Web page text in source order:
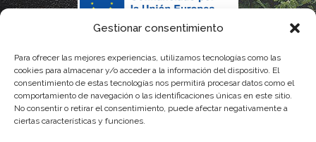
Gestionar consentimiento
Para ofrecer las mejores experiencias, utilizamos tecnologías como las
cookies para almacenar y/o acceder a la información del dispositivo. El
consentimiento de estas tecnologías nos permitirá procesar datos como el
comportamiento de navegación o las identificaciones únicas en este sitio.
No consentir o retirar el consentimiento, puede afectar negativamente a
ciertas características y funciones.
La gestión de la DOP Lanzarote realizada por este Consejo
Regulador es financiada, parcialmente, por el Gobierno de
Canarias